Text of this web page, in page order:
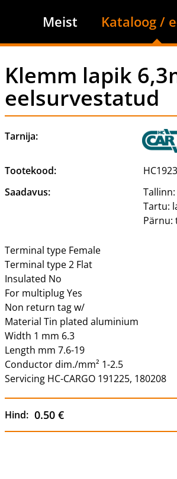
Meist Kataloog /
Klemm lapik
eelsurvestatud
Tarnija:
Tootekood:
Saadavus:
Tallinn:
Tartu:
Pärnu:
Terminal type Female
Terminal type 2 Flat
Insulated No
For multiplug Yes
Non return tag w/
Material Tin plated aluminium
Width 1 mm 6.3
Length mm 7.6-19
Conductor dim./mm² 1-2.5
Servicing HC-CARGO 191225, 180208
Hind: 0.50 €